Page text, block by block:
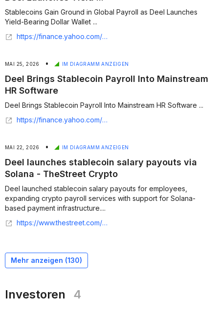
Stablecoins Gain Ground in Global Payroll as Deel Launches
Yield-Bearing Dollar Wallet ...
https://finance.yahoo.com/markets/crypto/articles/stablecoins-gain-ground-global-payroll-142715046.html
MAI 25, 2026 • IM DIAGRAMM ANZEIGEN
Deel Brings Stablecoin Payroll Into Mainstream
HR Software
Deel Brings Stablecoin Payroll Into Mainstream HR Software ...
https://finance.yahoo.com/markets/crypto/articles/deel-brings-stablecoin-payroll-mainstream-104806767.html
MAI 22, 2026 • IM DIAGRAMM ANZEIGEN
Deel launches stablecoin salary payouts via
Solana - TheStreet Crypto
Deel launched stablecoin salary payouts for employees,
expanding crypto payroll services with support for Solana-
based payment infrastructure....
https://www.thestreet.com/crypto/markets/deel-launches-stablecoin-salary-payouts-via-solana
Mehr anzeigen (130)
Investoren 4